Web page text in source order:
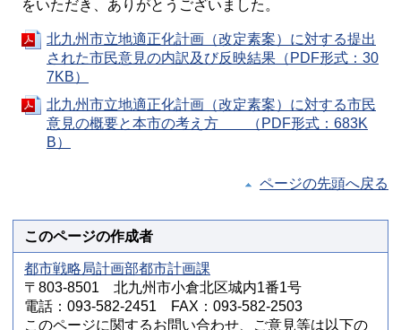
をいただき、ありがとうございました。
北九州市立地適正化計画（改定素案）に対する提出
された市民意見の内訳及び反映結果（PDF形式：30
7KB）
北九州市立地適正化計画（改定素案）に対する市民
意見の概要と本市の考え方 （PDF形式：683K
B）
ページの先頭へ戻る
このページの作成者
都市戦略局計画部都市計画課
〒803-8501 北九州市小倉北区城内1番1号
電話：093-582-2451 FAX：093-582-2503
このページに関するお問い合わせ、ご意見等は以下の